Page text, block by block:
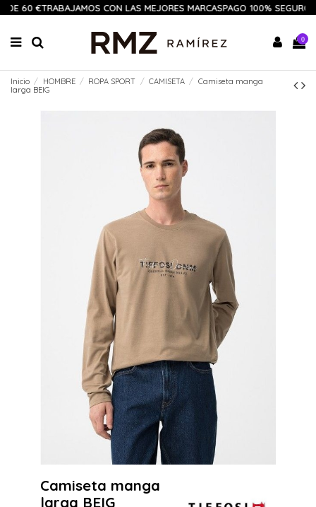
DE 60 €TRABAJAMOS CON LAS MEJORES MARCASPAGO 100% SEGURO
0
Inicio HOMBRE ROPA SPORT CAMISETA
Camiseta manga
larga BEIG
Camiseta manga
larga BEIG